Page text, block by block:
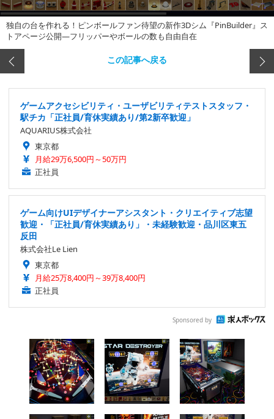
独自の台を作れる！ピンボールファン待望の新作3Dシム『PinBuilder』ス
トアページ公開―フリッパーやボールの数も自由自在
この記事へ戻る
ゲームアクセシビリティ・ユーザビリティテストスタッフ・
駅チカ「正社員/育休実績あり/第2新卒歓迎」
AQUARIUS株式会社
東京都
月給29万6,500円～50万円
正社員
ゲーム向けUIデザイナーアシスタント・クリエイティブ志望
歓迎・「正社員/育休実績あり」・未経験歓迎・品川区東五
反田
株式会社Le Lien
東京都
月給25万8,400円～39万8,400円
正社員
Sponsored by